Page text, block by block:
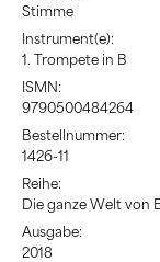
Stimme
Instrument(e):
1. Trompete in B
ISMN:
9790500484264
Bestellnummer:
1426-11
Reihe:
Die ganze Welt von
Ausgabe:
2018